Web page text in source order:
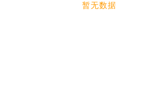
暂无数据